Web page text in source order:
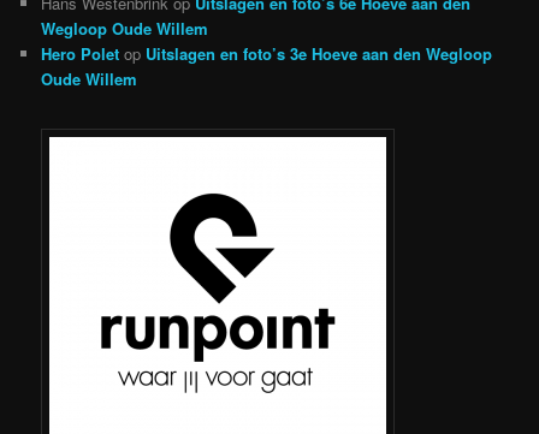
Wegloop Oude Willem
Hero Polet op Uitslagen en foto’s 3e Hoeve aan den Wegloop
Oude Willem